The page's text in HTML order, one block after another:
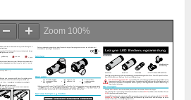
Zoom 100%